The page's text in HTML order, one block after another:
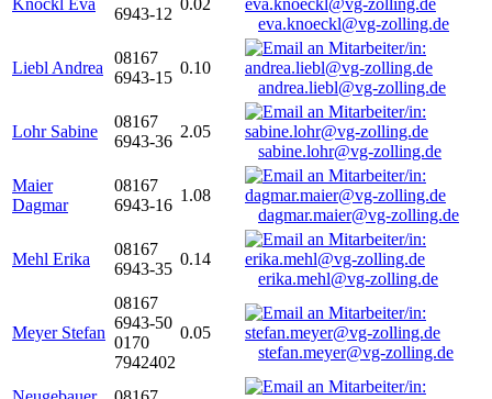
Knöckl Eva
6943-12
0.02
eva.knoeckl@vg-zolling.de
Liebl Andrea
08167
6943-15
0.10
andrea.liebl@vg-zolling.de
Lohr Sabine
08167
6943-36
2.05
sabine.lohr@vg-zolling.de
Maier
Dagmar
08167
6943-16
1.08
dagmar.maier@vg-zolling.de
Mehl Erika
08167
6943-35
0.14
erika.mehl@vg-zolling.de
Meyer Stefan
08167
6943-50
0170
7942402
0.05
stefan.meyer@vg-zolling.de